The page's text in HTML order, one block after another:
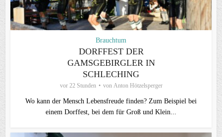
Brauchtum
DORFFEST DER
GAMSGEBIRGLER IN
SCHLECHING
vor 22 Stunden von Anton Hötzelsperger
Wo kann der Mensch Lebensfreude finden? Zum Beispiel bei
einem Dorffest, bei dem für Groß und Klein...